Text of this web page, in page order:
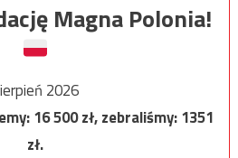
Magna Polonia!
2026
16 500zł, zebraliśmy:1351
zł.